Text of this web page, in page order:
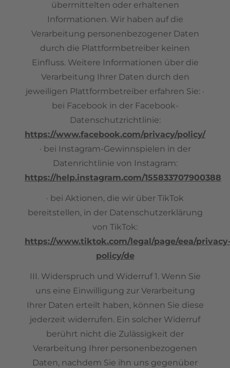
übermittelten oder erhaltenen
Informationen. Wir haben auf die
Verarbeitung personenbezogener Daten
durch die Plattformbetreiber keinen
Einfluss. Weitere Informationen über die
Verarbeitung Ihrer Daten durch den
jeweiligen Plattformbetreiber erfahren Sie: ·
bei Facebook in der Facebook-
Datenschutzrichtlinie:
https://www.facebook.com/privacy/policy/
· bei Instagram-Gewinnspielen in der
Datenrichtlinie von Instagram:
https://help.instagram.com/155833707900388
· bei Aktionen, die wir über TikTok
bereitstellen, in der Datenschutzerklärung
von TikTok:
https://www.tiktok.com/legal/page/eea/
policy/de
III. Widerspruch und Widerruf 1. Wenn Sie
uns eine Einwilligung zur Verarbeitung
Ihrer Daten erteilt haben, können Sie diese
jederzeit widerrufen. Ein solcher Widerruf
berührt nicht die Zulässigkeit der
Verarbeitung Ihrer personenbezogenen
Daten, nachdem Sie ihn uns gegenüber